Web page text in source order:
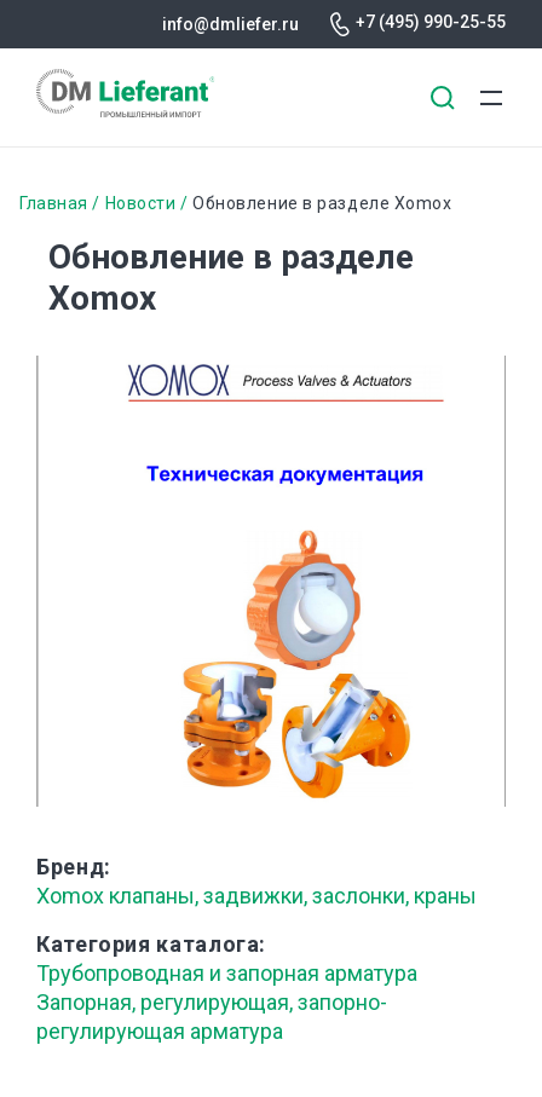
содержанию
info@dmliefer.ru +7 (495) 990-25-55
Строка
навигации
Главная Новости Обновление в разделе Xomox
Обновление в разделе
Xomox
Бренд
Xomox клапаны, задвижки, заслонки, краны
Категория каталога
Трубопроводная и запорная арматура
Запорная, регулирующая, запорно-
регулирующая арматура